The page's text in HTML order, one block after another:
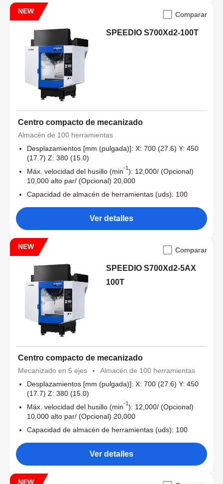
NEW Comparar
SPEEDIO S700Xd2-100T
Centro compacto de mecanizado
Almacén de 100 herramientas
Desplazamientos [mm (pulgada)]: X: 700 (27.6) Y: 450
(17.7) Z: 380 (15.0)
Máx. velocidad del husillo (min-1): 12,000/ (Opcional)
10,000 alto par/ (Opcional) 20,000
Capacidad de almacén de herramientas (uds): 100
Ver detalles
NEW Comparar
SPEEDIO S700Xd2-5AX
100T
Centro compacto de mecanizado
Mecanizado en 5 ejes
Almacén de 100 herramientas
Desplazamientos [mm (pulgada)]: X: 700 (27.6) Y: 450
(17.7) Z: 380 (15.0)
Máx. velocidad del husillo (min-1): 12,000/ (Opcional)
10,000 alto par/ (Opcional) 20,000
Capacidad de almacén de herramientas (uds): 100
Ver detalles
NEW